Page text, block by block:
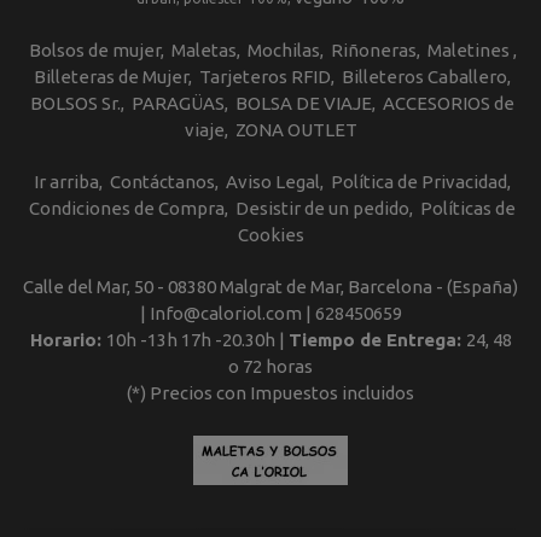
Bolsos de mujer Maletas Mochilas Riñoneras Maletines
Billeteras de Mujer Tarjeteros RFID
Billeteros Caballero
BOLSOS Sr.
PARAGÜAS BOLSA DE VIAJE ACCESORIOS de
viaje
ZONA OUTLET
Ir arriba Contáctanos Aviso Legal
Política de Privacidad
Condiciones de Compra
Desistir de un pedido
Políticas de
Cookies
Calle del Mar, 50 - 08380 Malgrat de Mar, Barcelona - (España)
| Info@caloriol.com | 628450659
Horario: 10h -13h 17h -20.30h | Tiempo de Entrega: 24, 48
o 72 horas
(*) Precios con Impuestos incluidos